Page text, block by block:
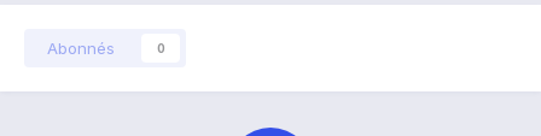
Abonnés 0